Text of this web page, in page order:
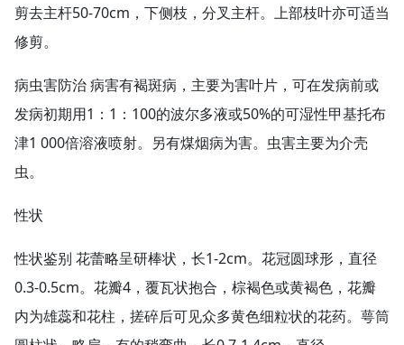
剪去主杆50-70cm，下侧枝，分叉主杆。上部枝叶亦可适当
修剪。
病虫害防治 病害有褐斑病，主要为害叶片，可在发病前或
发病初期用1：1：100的波尔多液或50%的可湿性甲基托布
津1 000倍溶液喷射。另有煤烟病为害。虫害主要为介壳
虫。
性状
性状鉴别 花蕾略呈研棒状，长1-2cm。花冠圆球形，直径
0.3-0.5cm。花瓣4，覆瓦状抱合，棕褐色或黄褐色，花瓣
内为雄蕊和花柱，搓碎后可见众多黄色细粒状的花药。萼筒